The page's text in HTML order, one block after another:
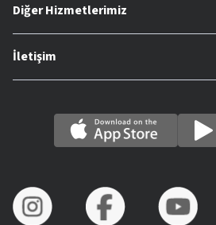
Diğer Hizmetlerimiz
İletişim